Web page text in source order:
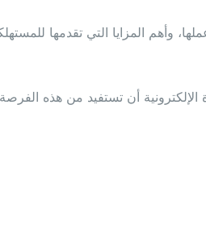
وأهم المزايا التي تقدمها
أن تستفيد من هذه الفرصة